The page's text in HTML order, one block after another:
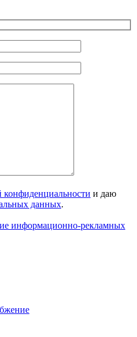
конфиденциальности и даю
данных.
информационно-рекламных